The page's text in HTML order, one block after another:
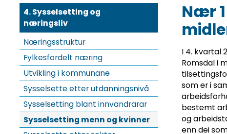
4. Sysselsetting og
næringsliv
Næringsstruktur
Fylkesfordelt næring
Utvikling i kommunane
Sysselsette etter utdanningsnivå
Sysselsetting blant innvandrarar
Sysselsetting menn og kvinner
Nær
I 4. kvartal
Romsdal i
som er i
bestemt
og
enn dei